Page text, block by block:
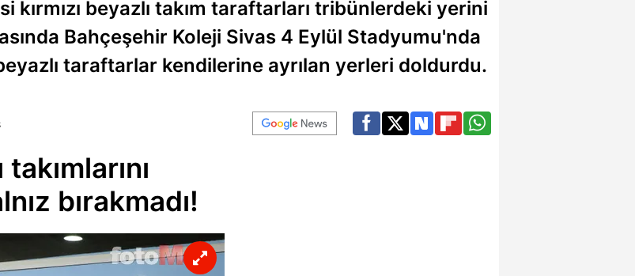
kırmızı beyazlı takım taraftarları tribünlerdeki yerini
Bahçeşehir Koleji Sivas 4 Eylül Stadyumu'nda
taraftarlar kendilerine ayrılan yerleri doldurdu.
bırakmadı!